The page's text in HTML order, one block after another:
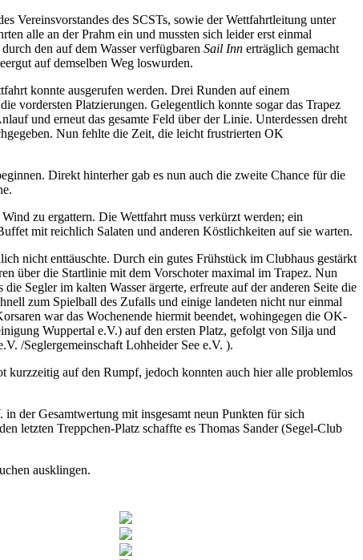
Vereinsvorstandes des SCSTs, sowie der Wettfahrtleitung unter
alle an der Prahm ein und mussten sich leider erst einmal
den auf dem Wasser verfügbaren Sail Inn erträglich gemacht
auf demselben Weg loswurden.
konnte ausgerufen werden. Drei Runden auf einem
vordersten Platzierungen. Gelegentlich konnte sogar das Trapez
und erneut das gesamte Feld über der Linie. Unterdessen dreht
Nun fehlte die Zeit, die leicht frustrierten OK
Direkt hinterher gab es nun auch die zweite Chance für die
zu ergattern. Die Wettfahrt muss verkürzt werden; ein
mit reichlich Salaten und anderen Köstlichkeiten auf sie warten.
nicht enttäuschte. Durch ein gutes Frühstück im Clubhaus gestärkt
über die Startlinie mit dem Vorschoter maximal im Trapez. Nun
Segler im kalten Wasser ärgerte, erfreute auf der anderen Seite die
zum Spielball des Zufalls und einige landeten nicht nur einmal
war das Wochenende hiermit beendet, wohingegen die OK-
Wuppertal e.V.) auf den ersten Platz, gefolgt von Silja und
/Seglergemeinschaft Lohheider See e.V. ).
kurzzeitig auf den Rumpf, jedoch konnten auch hier alle problemlos
der Gesamtwertung mit insgesamt neun Punkten für sich
letzten Treppchen-Platz schaffte es Thomas Sander (Segel-Club
ausklingen.